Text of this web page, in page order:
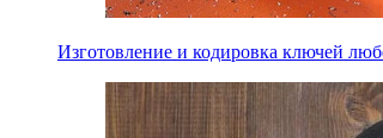
Изготовление и кодировка ключей